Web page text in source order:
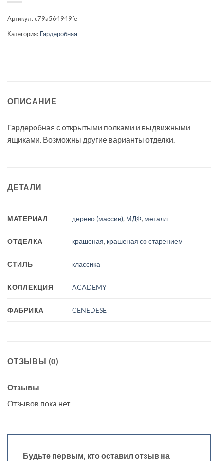
Артикул:c79a564949fe
Категория: Гардеробная
ОПИСАНИЕ
Гардеробная с открытыми полками и выдвижными
ящиками. Возможны другие варианты отделки.
ДЕТАЛИ
МАТЕРИАЛ дерево (массив), МДФ, металл
ОТДЕЛКА крашеная, крашеная со старением
СТИЛЬ классика
КОЛЛЕКЦИЯ ACADEMY
ФАБРИКА CENEDESE
ОТЗЫВЫ (0)
Отзывы
Отзывов пока нет.
Будьте первым, кто оставил отзыв на